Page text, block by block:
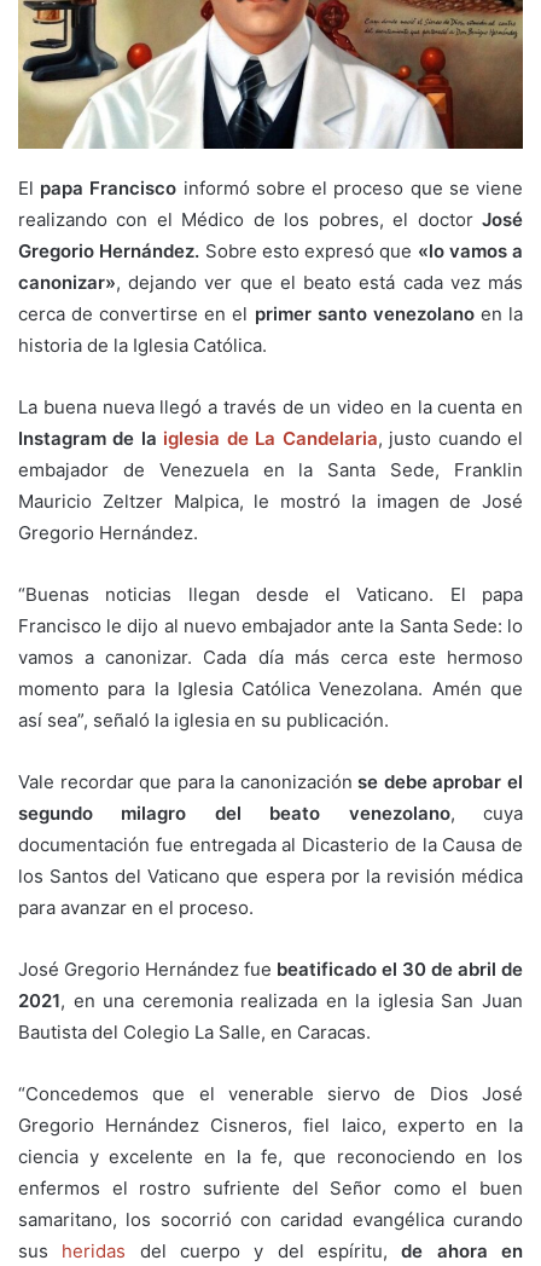
El papa Francisco informó sobre el proceso que se viene
realizando con el Médico de los pobres, el doctorJosé
Gregorio Hernández. Sobre esto expresó que «lo vamos a
canonizar», dejando ver que el beato está cada vez más
cerca de convertirse en el primer santo venezolanoen la
historia de la Iglesia Católica.
La buena nueva llegó a través de un video en la cuenta en
Instagram de la iglesia de La Candelaria, justo cuando el
embajador de Venezuela en la Santa Sede, Franklin
Mauricio Zeltzer Malpica, le mostró la imagen de José
Gregorio Hernández.
“Buenas noticias llegan desde el Vaticano. El papa
Francisco le dijo al nuevo embajador ante la Santa Sede: lo
vamos a canonizar. Cada día más cerca este hermoso
momento para la Iglesia Católica Venezolana. Amén que
así sea”, señaló la iglesia en su publicación.
Vale recordar que para la canonizaciónse debe aprobar el
segundo milagro del beato venezolano, cuya
documentación fue entregada al Dicasterio de la Causa de
los Santos del Vaticano que espera por la revisión médica
para avanzar en el proceso.
José Gregorio Hernández fue beatificado el 30 de abril de
2021, en una ceremonia realizada en la iglesia San Juan
Bautista del Colegio La Salle, en Caracas.
“Concedemos que el venerable siervo de Dios José
Gregorio Hernández Cisneros, fiel laico, experto en la
ciencia y excelente en la fe, que reconociendo en los
enfermos el rostro sufriente del Señor como el buen
samaritano, los socorrió con caridad evangélica curando
sus
heridas del cuerpo y del espíritu,de ahora en